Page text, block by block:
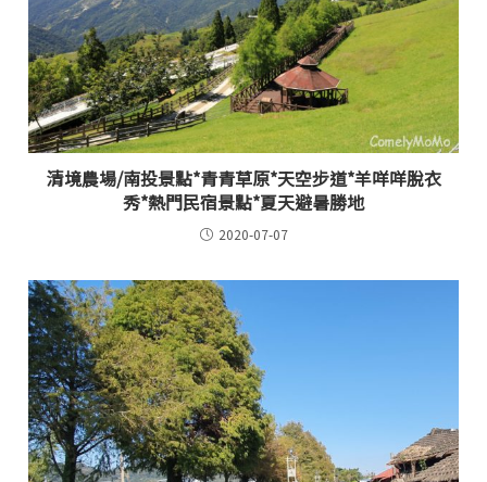
清境農場/南投景點*青青草原*天空步道*羊咩咩脫衣
秀*熱門民宿景點*夏天避暑勝地
2020-07-07